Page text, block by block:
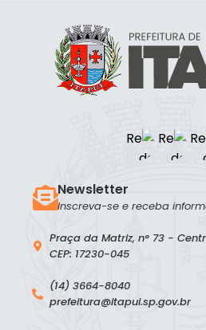
Praça da Matriz, n° 73 -
CEP: 17230-045
(14) 3664-8040
prefeitura@itapui.sp.gov.br
Newsletter
Inscreva-se e receba